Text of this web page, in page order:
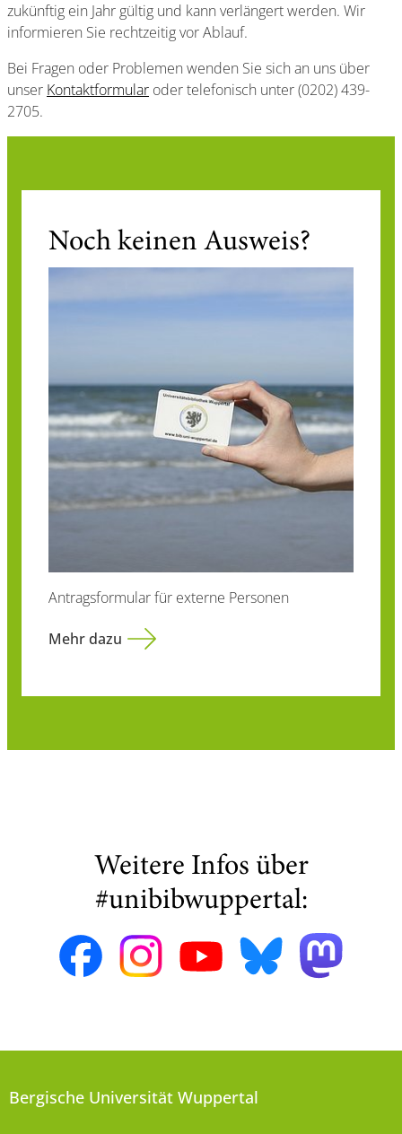
zukünftig ein Jahr gültig und kann verlängert werden. Wir
informieren Sie rechtzeitig vor Ablauf.
Bei Fragen oder Problemen wenden Sie sich an uns über
unser Kontaktformular oder telefonisch unter (0202) 439-
2705.
Noch keinen Ausweis?
Antragsformular für externe Personen
Mehr dazu
Weitere Infos über
#unibibwuppertal:
Bergische Universität Wuppertal